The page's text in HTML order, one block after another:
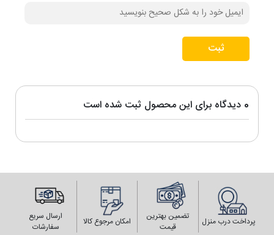
0 دیدگاه برای این محصول ثبت شده است
ثبت
پرداخت درب منزل
تضمین بهترین
قیمت
امکان مرجوع کالا
ارسال سریع
سفارشات